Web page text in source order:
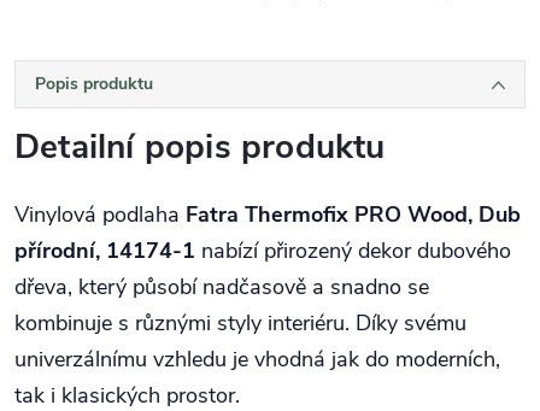
Popis produktu
Detailní popis produktu
Vinylová podlaha Fatra Thermofix PRO Wood, Dub
přírodní, 14174-1 nabízí přirozený dekor dubového
dřeva, který působí nadčasově a snadno se
kombinuje s různými styly interiéru. Díky svému
univerzálnímu vzhledu je vhodná jak do moderních,
tak i klasických prostor.